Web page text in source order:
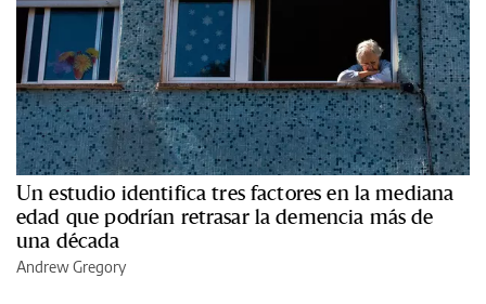
Un estudio identifica tres factores en la mediana
edad que podrían retrasar la demencia más de
una década
Andrew Gregory